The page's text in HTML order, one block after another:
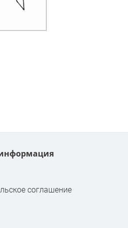
соглашение